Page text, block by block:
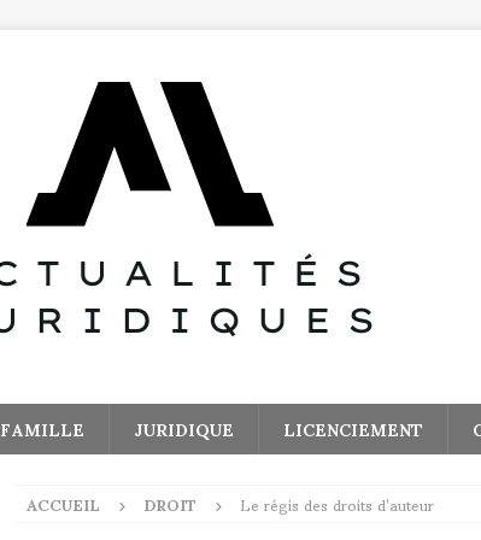
FAMILLE JURIDIQUE LICENCIEMENT
ACCUEIL DROIT Le régis des droits d’auteur